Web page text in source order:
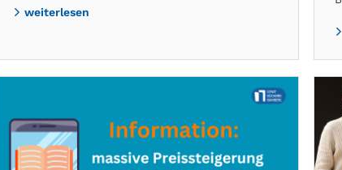
weiterlesen